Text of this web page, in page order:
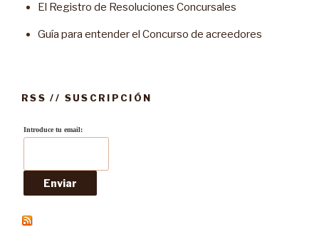
El Registro de Resoluciones Concursales
Guía para entender el Concurso de acreedores
RSS // SUSCRIPCIÓN
Introduce tu email: